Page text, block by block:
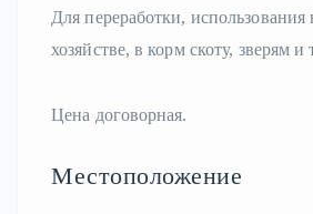
Для переработки, использования
хозяйстве, в корм скоту, зверям и
Цена договорная.
Местоположение